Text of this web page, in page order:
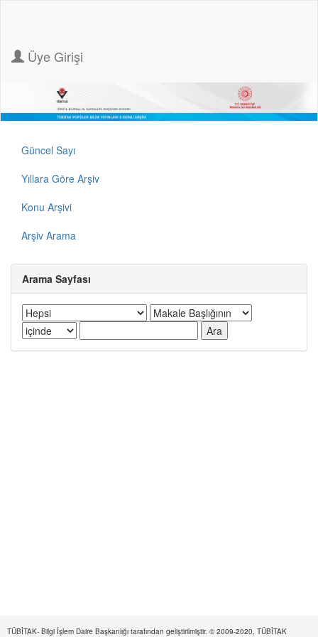
Üye Girişi
Güncel Sayı
Yıllara Göre Arşiv
Konu Arşivi
Arşiv Arama
Arama Sayfası
TÜBİTAK- Bilgi İşlem Daire Başkanlığı tarafından geliştirilmiştir. © 2009-2020, TÜBİTAK